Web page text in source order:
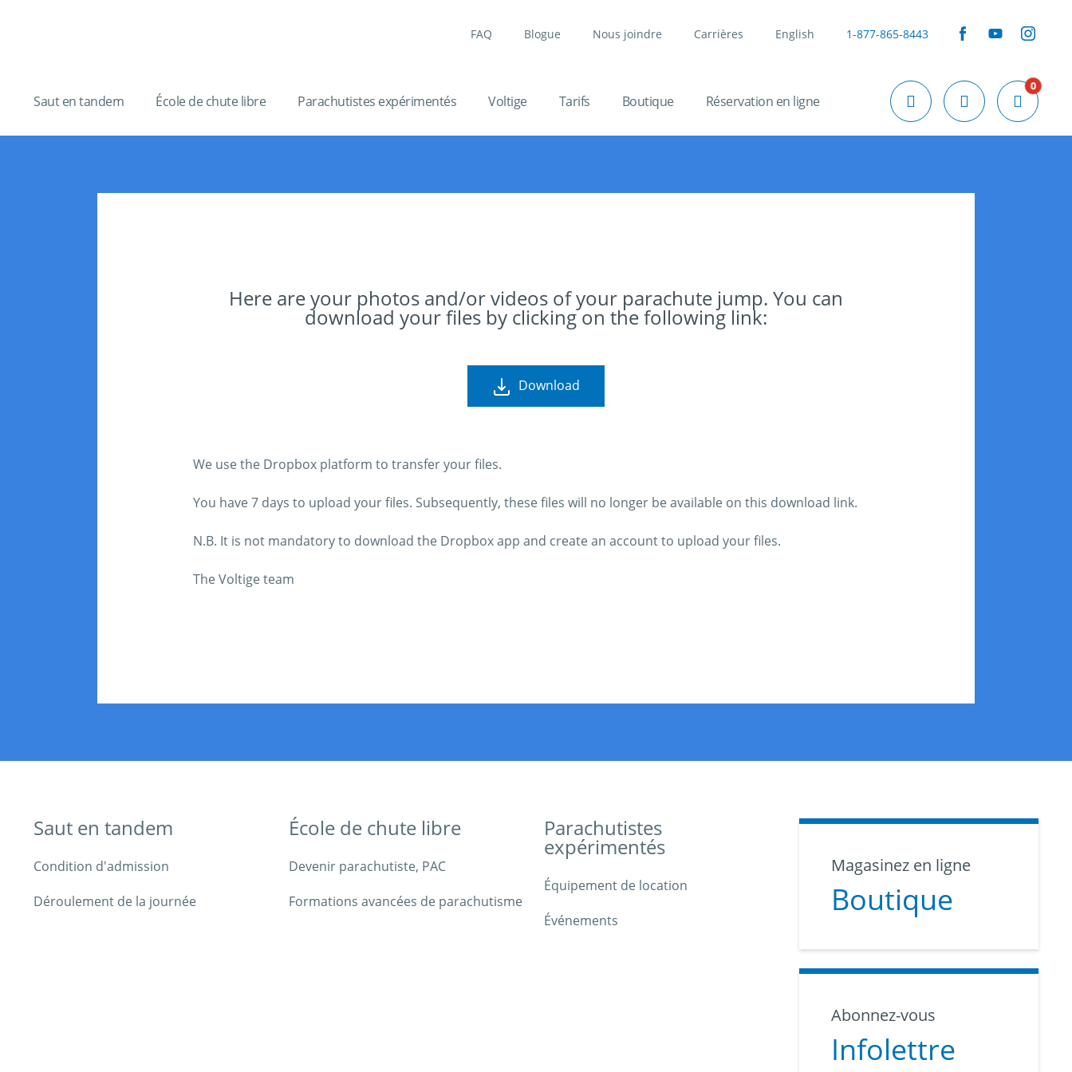
FAQ Blogue Nous joindre Carrières English 1-877-865-8443
Saut en tandem École de chute libre Parachutistes expérimentés Voltige Tarifs Boutique Réservation en ligne
0
Here are your photos and/or videos of your parachute jump. You can
download your files by clicking on the following link:
Download
We use the Dropbox platform to transfer your files.
You have 7 days to upload your files. Subsequently, these files will no longer be available on this download link.
N.B. It is not mandatory to download the Dropbox app and create an account to upload your files.
The Voltige team
Saut en tandem
Condition d'admission
Déroulement de la journée
École de chute libre
Devenir parachutiste, PAC
Formations avancées de parachutisme
Parachutistes
expérimentés
Équipement de location
Événements
Magasinez en ligne
Boutique
Abonnez-vous
Infolettre